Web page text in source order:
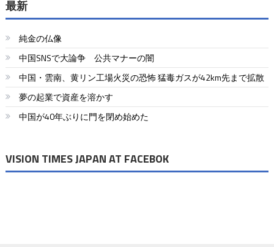
ビ
ゲ
ー
シ
ョ
最新
純金の仏像
中国SNSで大論争 公共マナーの闇
中国・雲南、黄リン工場火災の恐怖 猛毒ガスが42km先まで拡散
夢の起業で資産を溶かす
中国が40年ぶりに門を閉め始めた
VISION TIMES JAPAN AT FACEBOK